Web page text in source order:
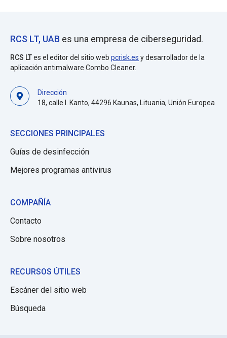
RCS LT, UAB es una empresa de ciberseguridad.
RCS LTes el editor del sitio web pcrisk.es y desarrollador de la
aplicación antimalware Combo Cleaner.
Dirección
18, calle I. Kanto, 44296 Kaunas, Lituania, Unión Europea
SECCIONES PRINCIPALES
Guías de desinfección
Mejores programas antivirus
COMPAÑÍA
Contacto
Sobre nosotros
RECURSOS ÚTILES
Escáner del sitio web
Búsqueda